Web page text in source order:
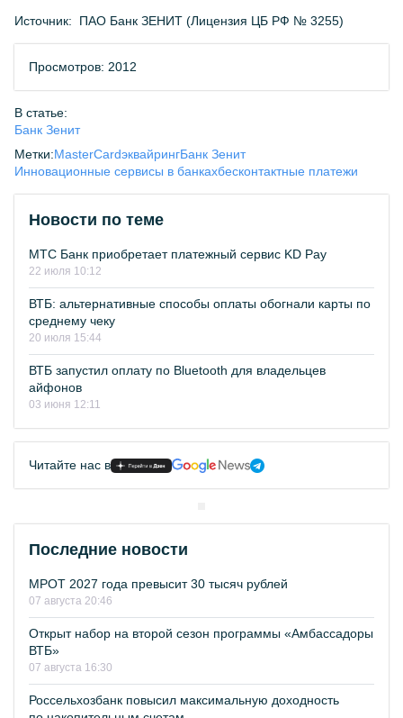
Источник: ПАО Банк ЗЕНИТ (Лицензия ЦБ РФ № 3255)
Просмотров: 2012
В статье:
Банк Зенит
Метки:MasterCardэквайрингБанк Зенит
Инновационные сервисы в банкахбесконтактные платежи
Новости по теме
МТС Банк приобретает платежный сервис KD Pay
22 июля 10:12
ВТБ: альтернативные способы оплаты обогнали карты по
среднему чеку
20 июля 15:44
ВТБ запустил оплату по Bluetooth для владельцев
айфонов
03 июня 12:11
Читайте нас в
Последние новости
МРОТ 2027 года превысит 30 тысяч рублей
07 августа 20:46
Открыт набор на второй сезон программы «Амбассадоры
ВТБ»
07 августа 16:30
Россельхозбанк повысил максимальную доходность